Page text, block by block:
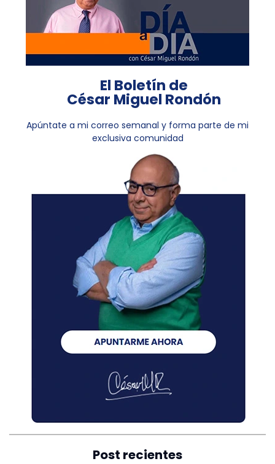
El Boletín de
César Miguel Rondón
Apúntate a mi correo semanal y forma parte de mi
exclusiva comunidad
Post recientes